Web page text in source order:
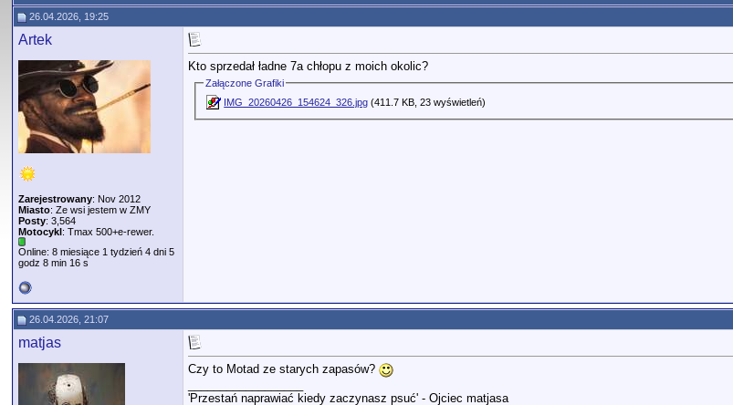
26.04.2026, 19:25
Artek
Zarejestrowany: Nov 2012
Miasto: Ze wsi jestem w ZMY
Posty: 3,564
Motocykl: Tmax 500+e-rewer.
Online: 8 miesiące 1 tydzień 4 dni 5
godz 8 min 16 s
Kto sprzedał ładne 7a chłopu z moich okolic?
Załączone Grafiki
IMG_20260426_154624_326.jpg (411.7 KB, 23 wyświetleń)
26.04.2026, 21:07
matjas
Czy to Motad ze starych zapasów?
'Przestań naprawiać kiedy zaczynasz psuć' - Ojciec matjasa